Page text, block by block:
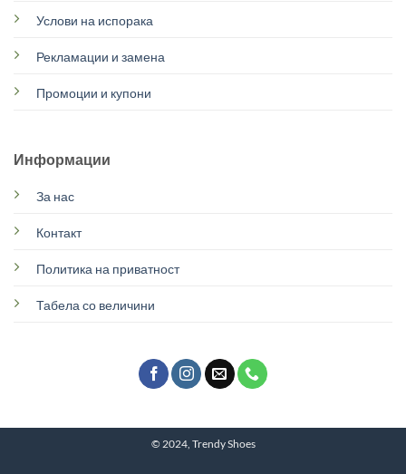
Услови на испорака
Рекламации и замена
Промоции и купони
Информации
За нас
Контакт
Политика на приватност
Табела со величини
© 2024, Trendy Shoes